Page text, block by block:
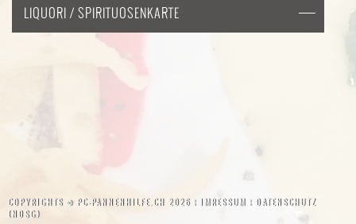
LIQUORI / SPIRITUOSENKARTE
COPYRIGHTS © PC-PANNENHILFE.CH 2026 ¦ IMRESSUM ¦ DATENSCHUTZ
(NDSG)